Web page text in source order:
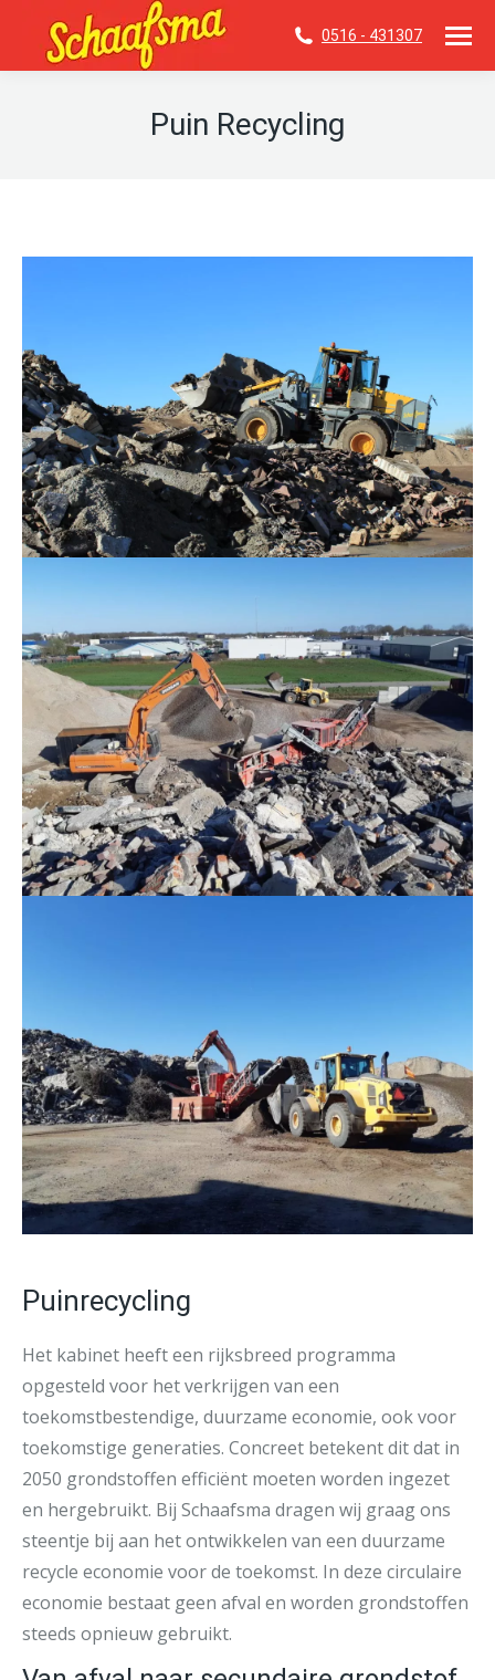
0516 - 431307
Puin Recycling
Puinrecycling
Het kabinet heeft een rijksbreed programma
opgesteld voor het verkrijgen van een
toekomstbestendige, duurzame economie, ook voor
toekomstige generaties. Concreet betekent dit dat in
2050 grondstoffen efficiënt moeten worden ingezet
en hergebruikt. Bij Schaafsma dragen wij graag ons
steentje bij aan het ontwikkelen van een duurzame
recycle economie voor de toekomst. In deze circulaire
economie bestaat geen afval en worden grondstoffen
steeds opnieuw gebruikt.